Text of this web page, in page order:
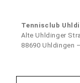
Tennisclub
Alte Uhldinger
88690 Uhldingen